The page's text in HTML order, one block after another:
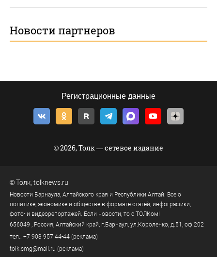
Новости партнеров
Регистрационные данные
© 2026, Толк — сетевое издание
©Толк tolknews.ru
Новости Барнаула, Алтайского края и Республики Алтай. Все о
политике, экономике и обществе в формате статей, инфографики,
фото- и видеорепортажей. Если новости, то с ТОЛКом!
656049 , Россия, Алтайский край, г.Барнаул, ул.Короленко, д.51, оф.202
тел.: +7 903 957 44-44 (реклама)
tolk.smg@mail.ru (реклама)